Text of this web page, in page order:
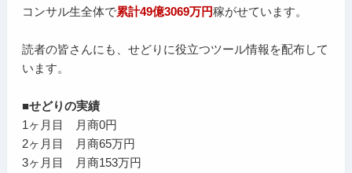
コンサル生全体で累計49億3069万円稼がせています。
読者の皆さんにも、せどりに役立つツール情報を配布して
います。
■せどりの実績
1ヶ月目 月商0円
2ヶ月目 月商65万円
3ヶ月目 月商153万円